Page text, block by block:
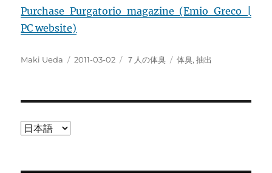
Purchase Purgatorio magazine (Emio Greco |
PC website)
投
Maki Ueda
投
2011-03-02
カ
７人の体臭
タ
体臭,抽出
言